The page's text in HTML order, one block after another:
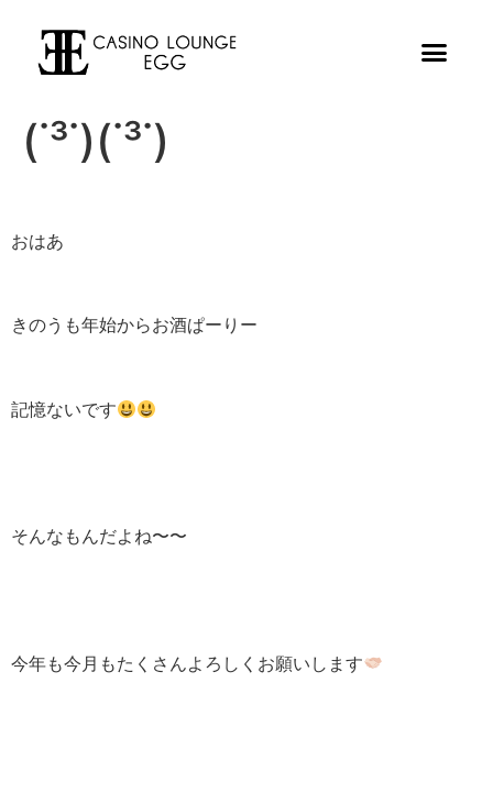
(˙³˙)(˙³˙)
おはあ
きのうも年始からお酒ぱーりー
記憶ないです
そんなもんだよね〜〜
今年も今月もたくさんよろしくお願いします